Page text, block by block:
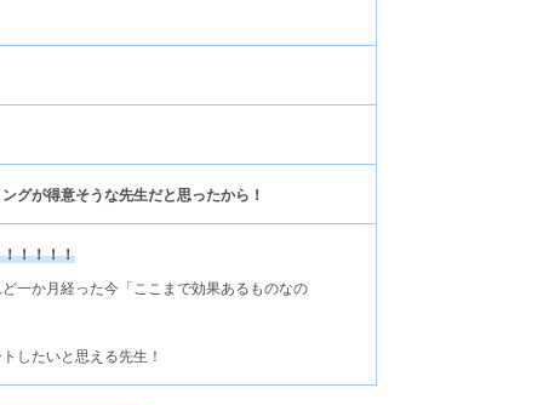
グが得意そうな先生だと思ったから！
！！！！
一か月経った今「ここまで効果あるものなの
したいと思える先生！